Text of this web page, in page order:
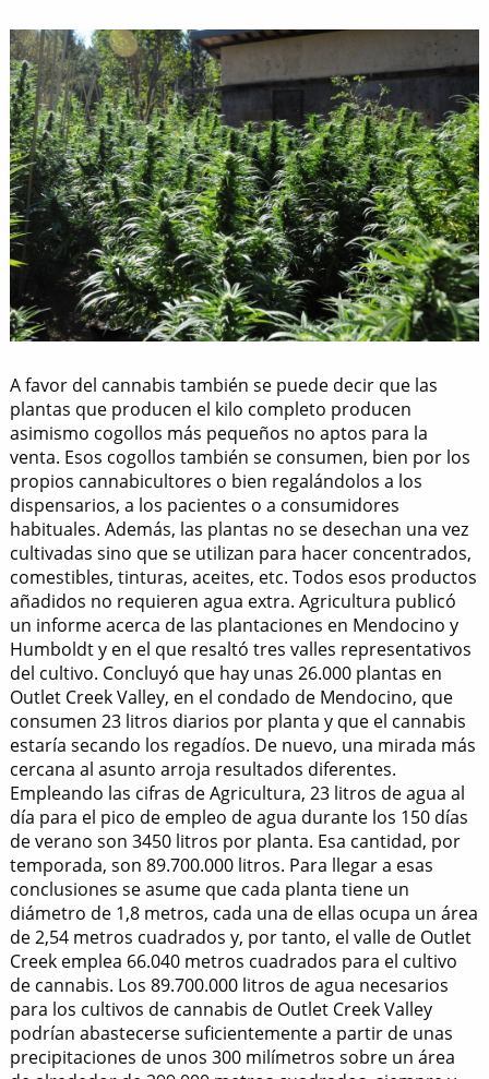
A favor del cannabis también se puede decir que las
plantas que producen el kilo completo producen
asimismo cogollos más pequeños no aptos para la
venta. Esos cogollos también se consumen, bien por los
propios cannabicultores o bien regalándolos a los
dispensarios, a los pacientes o a consumidores
habituales. Además, las plantas no se desechan una vez
cultivadas sino que se utilizan para hacer concentrados,
comestibles, tinturas, aceites, etc. Todos esos productos
añadidos no requieren agua extra. Agricultura publicó
un informe acerca de las plantaciones en Mendocino y
Humboldt y en el que resaltó tres valles representativos
del cultivo. Concluyó que hay unas 26.000 plantas en
Outlet Creek Valley, en el condado de Mendocino, que
consumen 23 litros diarios por planta y que el cannabis
estaría secando los regadíos. De nuevo, una mirada más
cercana al asunto arroja resultados diferentes.
Empleando las cifras de Agricultura, 23 litros de agua al
día para el pico de empleo de agua durante los 150 días
de verano son 3450 litros por planta. Esa cantidad, por
temporada, son 89.700.000 litros. Para llegar a esas
conclusiones se asume que cada planta tiene un
diámetro de 1,8 metros, cada una de ellas ocupa un área
de 2,54 metros cuadrados y, por tanto, el valle de Outlet
Creek emplea 66.040 metros cuadrados para el cultivo
de cannabis. Los 89.700.000 litros de agua necesarios
para los cultivos de cannabis de Outlet Creek Valley
podrían abastecerse suficientemente a partir de unas
precipitaciones de unos 300 milímetros sobre un área